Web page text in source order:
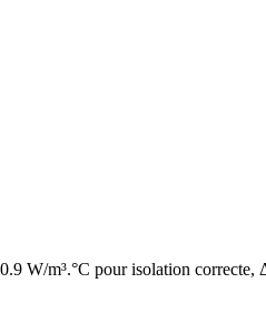
W/m³.°C pour isolation correcte,